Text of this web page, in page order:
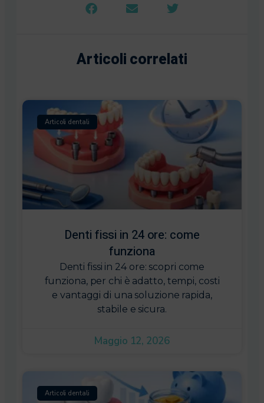
Articoli correlati
Articoli dentali
Denti fissi in 24 ore: come
funziona
Denti fissi in 24 ore: scopri come
funziona, per chi è adatto, tempi, costi
e vantaggi di una soluzione rapida,
stabile e sicura.
Maggio 12, 2026
Articoli dentali